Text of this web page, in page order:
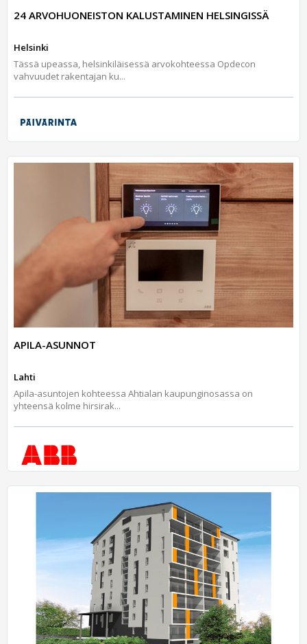
24 ARVOHUONEISTON KALUSTAMINEN HELSINGISSÄ
Helsinki
Tässä upeassa, helsinkiläisessä arvokohteessa Opdecon
vahvuudet rakentajan ku...
APILA-ASUNNOT
Lahti
Apila-asuntojen kohteessa Ahtialan kaupunginosassa on
yhteensä kolme hirsirak...